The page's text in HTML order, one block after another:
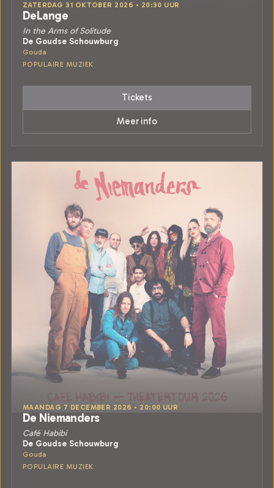
ZATERDAG 31 OKTOBER 2026 • 20:30 UUR
DeLange
In the Arms of Solitude
De Goudse Schouwburg
Gouda
POPULAIRE MUZIEK
Tickets
Meer info
MAANDAG 7 DECEMBER 2026 • 20:00 UUR
De Niemanders
Café Habibi
De Goudse Schouwburg
Gouda
POPULAIRE MUZIEK